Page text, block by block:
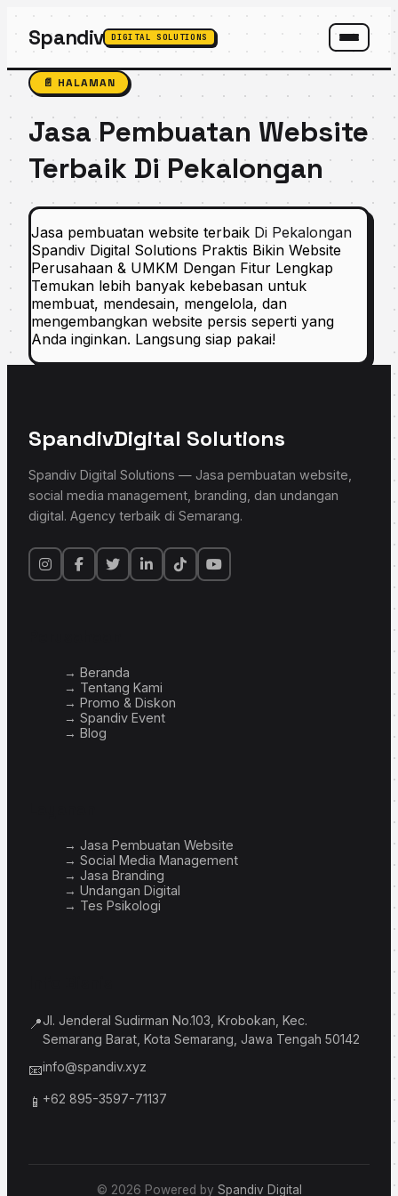
Spandiv DIGITAL SOLUTIONS
📄 HALAMAN
Jasa Pembuatan Website
Terbaik Di Pekalongan
Jasa pembuatan website terbaik Di Pekalongan
Spandiv Digital Solutions Praktis Bikin Website
Perusahaan & UMKM Dengan Fitur Lengkap
Temukan lebih banyak kebebasan untuk
membuat, mendesain, mengelola, dan
mengembangkan website persis seperti yang
Anda inginkan. Langsung siap pakai!
SpandivDigital Solutions
Spandiv Digital Solutions — Jasa pembuatan website,
social media management, branding, dan undangan
digital. Agency terbaik di Semarang.
→ Beranda
→ Tentang Kami
→ Promo & Diskon
→ Spandiv Event
→ Blog
→ Jasa Pembuatan Website
→ Social Media Management
→ Jasa Branding
→ Undangan Digital
→ Tes Psikologi
📍Jl. Jenderal Sudirman No.103, Krobokan, Kec.
Semarang Barat, Kota Semarang, Jawa Tengah 50142
📧info@spandiv.xyz
📱 +62 895-3597-71137
© 2026 Powered by Spandiv Digital
SPANDIV ASSISTANT